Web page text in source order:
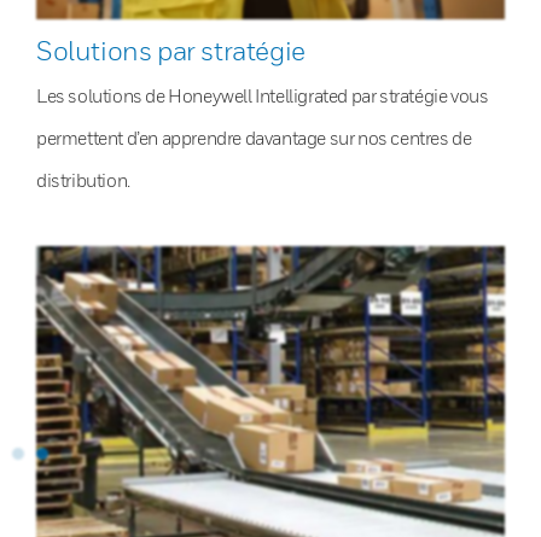
Solutions par stratégie
Les solutions de Honeywell Intelligrated par stratégie vous
permettent d’en apprendre davantage sur nos centres de
distribution.